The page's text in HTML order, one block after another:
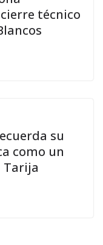
técnico
su
como un
Tarija